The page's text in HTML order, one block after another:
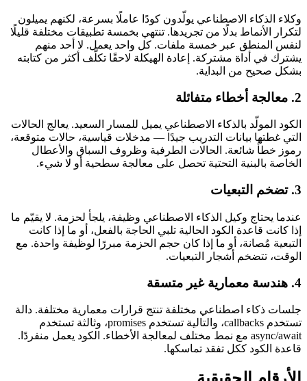
وكلاء الذكاء الاصطناعي يولّدون كودًا عاملًا بسرعة، لكنهم يميلون
لتكرار الأنماط بدلًا من تجريدها. تنتهي بخمسة تطبيقات مختلفة قليلًا
لنفس المنطق عبر خمسة ملفات. كل واحد يعمل. لا أحد منهم
يشترك في أداة مشتركة. إعادة الهيكلة لاحقًا تكلّف أكثر من كتابته
بشكل صحيح من البداية.
2. معالجة أخطاء متفائلة
الكود المولّد بالذكاء الاصطناعي يميل للمسار السعيد. يعالج الحالات
التي غطتها بيانات التدريب جيدًا — مدخلات قياسية، حالات متوقعة،
رموز خطأ شائعة. الحالات الطرفية وظروف السباق والأعطال
الخاصة بالبنية التحتية تحصل على معالجة سطحية أو لا شيء.
3. تضخم التبعيات
عندما يحتاج وكيل الذكاء الاصطناعي وظيفة، يلجأ لحزمة. لا يقيّم ما
إذا كانت قاعدة الكود الحالية تلبي الحاجة بالفعل، أو ما إذا كانت
التبعية مُصانة، أو ما إذا كان حجم الحزمة مبررًا لوظيفة واحدة. مع
الوقت، تتضخم أشجار التبعيات.
4. هندسة معمارية غير متسقة
جلسات ذكاء اصطناعي مختلفة تنتج قرارات معمارية مختلفة. دالة
تستخدم callbacks، والتالية تستخدم promises، وثالثة تستخدم
async/await مع نمط مختلف لمعالجة الأخطاء. الكود يعمل منفردًا.
قاعدة الكود ككل تفقد تماسكها.